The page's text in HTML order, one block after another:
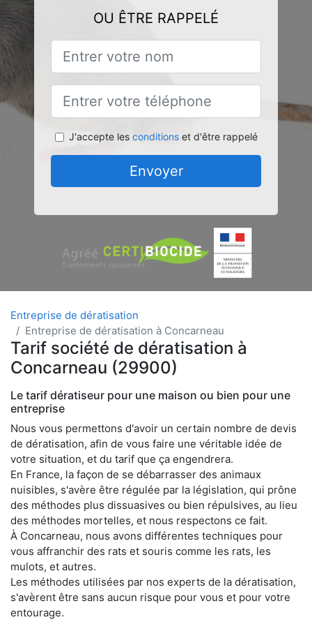
OU ÊTRE RAPPELÉ
J'accepte les conditionset d'être rappelé
Envoyer
Entreprise de dératisation
Entreprise de dératisation à Concarneau
Tarif société de dératisation à
Concarneau (29900)
Le tarif dératiseur pour une maison ou bien pour une
entreprise
Nous vous permettons d'avoir un certain nombre de devis
de dératisation, afin de vous faire une véritable idée de
votre situation, et du tarif que ça engendrera.
En France, la façon de se débarrasser des animaux
nuisibles, s'avère être régulée par la législation, qui prône
des méthodes plus dissuasives ou bien répulsives, au lieu
des méthodes mortelles, et nous respectons ce fait.
À Concarneau, nous avons différentes techniques pour
vous affranchir des rats et souris comme les rats, les
mulots, et autres.
Les méthodes utilisées par nos experts de la dératisation,
s'avèrent être sans aucun risque pour vous et pour votre
entourage.